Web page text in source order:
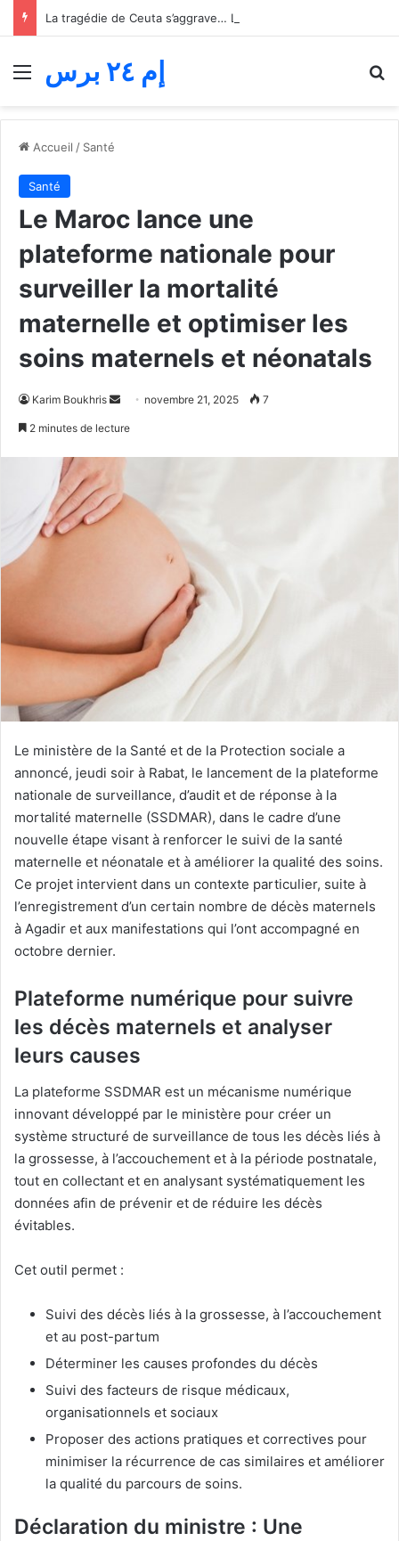
Menu إم ٢٤ برس
Accueil / Santé
Santé
Le Maroc lance une
plateforme nationale pour
surveiller la mortalité
maternelle et optimiser les
soins maternels et néonatals
Karim Boukhris
Envoyernovembre 21, 2025 7
2 minutes de lecture
Le ministère de la Santé et de la Protection sociale a
annoncé, jeudi soir à Rabat, le lancement de la plateforme
nationale de surveillance, d’audit et de réponse à la
mortalité maternelle (SSDMAR), dans le cadre d’une
nouvelle étape visant à renforcer le suivi de la santé
maternelle et néonatale et à améliorer la qualité des soins.
Ce projet intervient dans un contexte particulier, suite à
l’enregistrement d’un certain nombre de décès maternels
à Agadir et aux manifestations qui l’ont accompagné en
octobre dernier.
Plateforme numérique pour suivre
les décès maternels et analyser
leurs causes
La plateforme SSDMAR est un mécanisme numérique
innovant développé par le ministère pour créer un
système structuré de surveillance de tous les décès liés à
la grossesse, à l’accouchement et à la période postnatale,
tout en collectant et en analysant systématiquement les
données afin de prévenir et de réduire les décès
évitables.
Cet outil permet :
Suivi des décès liés à la grossesse, à l’accouchement
et au post-partum
Déterminer les causes profondes du décès
Suivi des facteurs de risque médicaux,
organisationnels et sociaux
Proposer des actions pratiques et correctives pour
minimiser la récurrence de cas similaires et améliorer
la qualité du parcours de soins.
Déclaration du ministre : Une